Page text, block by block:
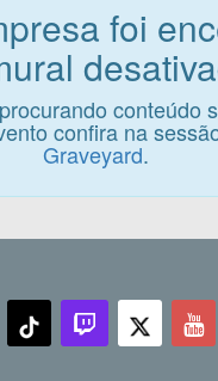
foi
conteúdo
confira na
Graveyard.